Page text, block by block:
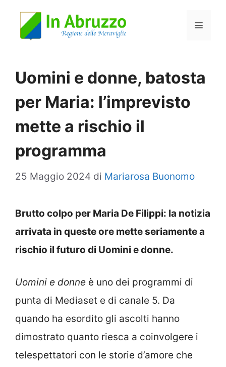
Menu
Uomini e donne, batosta
per Maria: l’imprevisto
mette a rischio il
programma
25 Maggio 2024 di Mariarosa Buonomo
Brutto colpo per Maria De Filippi: la notizia
arrivata in queste ore mette seriamente a
rischio il futuro di Uomini e donne.
Uomini e donne è uno dei programmi di
punta di Mediaset e di canale 5. Da
quando ha esordito gli ascolti hanno
dimostrato quanto riesca a coinvolgere i
telespettatori con le storie d’amore che